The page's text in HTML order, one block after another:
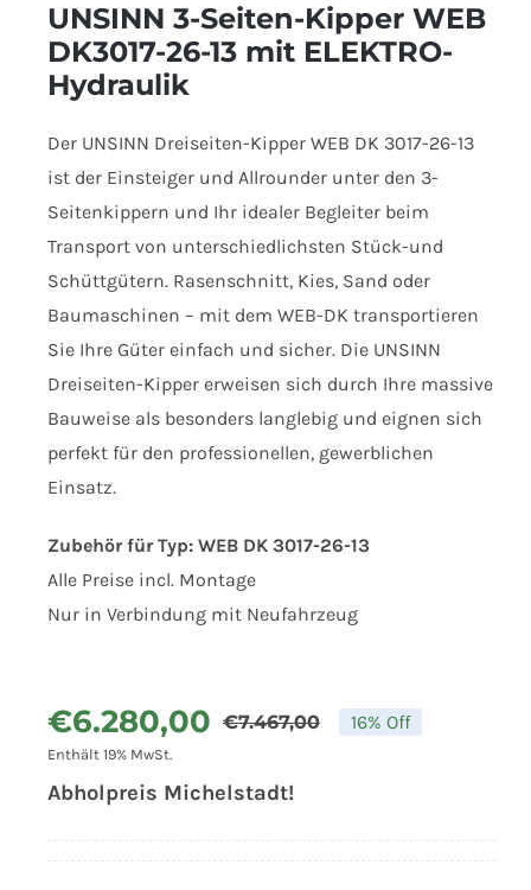
UNSINN 3-Seiten-Kipper WEB
DK3017-26-13 mit ELEKTRO-
Hydraulik
Der UNSINN Dreiseiten-Kipper WEB DK 3017-26-13
ist der Einsteiger und Allrounder unter den 3-
Seitenkippern und Ihr idealer Begleiter beim
Transport von unterschiedlichsten Stück-und
Schüttgütern. Rasenschnitt, Kies, Sand oder
Baumaschinen – mit dem WEB-DK transportieren
Sie Ihre Güter einfach und sicher. Die UNSINN
Dreiseiten-Kipper erweisen sich durch Ihre massive
Bauweise als besonders langlebig und eignen sich
perfekt für den professionellen, gewerblichen
Einsatz.
Zubehör für Typ: WEB DK 3017-26-13
Alle Preise incl. Montage
Nur in Verbindung mit Neufahrzeug
€7.467,00
€6.280,00
Aktueller
Enthält 19% MwSt.
16% Off
Abholpreis Michelstadt!